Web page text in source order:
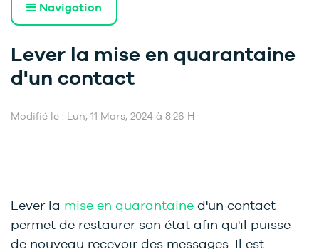
Navigation
Lever la mise en quarantaine
d'un contact
Modifié le : Lun, 11 Mars, 2024 à 8:26 H
Lever la mise en quarantaine d'un contact
permet de restaurer son état afin qu'il puisse
de nouveau recevoir des messages. Il est